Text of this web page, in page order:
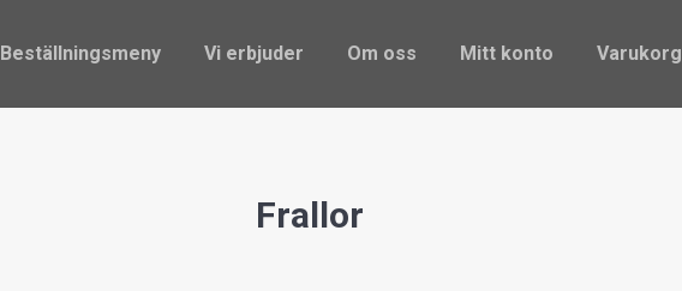
Beställningsmeny Vi erbjuder Om oss Mitt konto Varukorg
Frallor